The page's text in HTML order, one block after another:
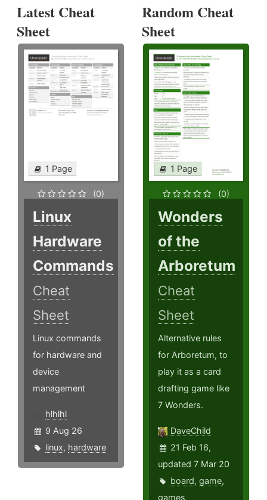
Latest Cheat
Sheet
1 Page
(0)
Linux
Hardware
Commands
Cheat
Sheet
Linux commands
for hardware and
device
management
hlhlhl
9 Aug 26
linux, hardware
Random Cheat
Sheet
1 Page
(0)
Wonders
of the
Arboretum
Cheat
Sheet
Alternative rules
for Arboretum, to
play it as a card
drafting game like
7 Wonders.
DaveChild
21 Feb 16,
updated 7 Mar 20
board,game,
games,